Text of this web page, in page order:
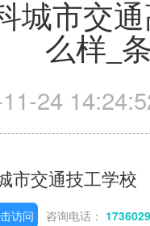
城市交
么样_
24
市交通技工学校
访问 咨询电话：